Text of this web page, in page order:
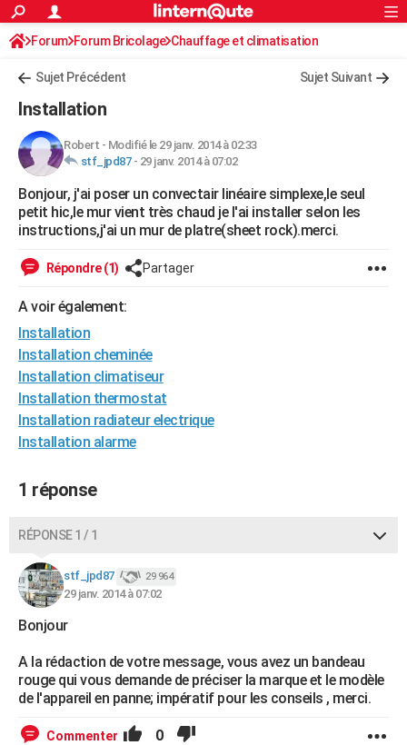
ACTUALITÉS
Politique
Société
Faits Divers
Education
Monde
Villes
+
FINANCE
Retraite
Impôts
Epargne
Immobilier
Risques naturels par ville
Banque
Assurance
Crédit
AUTO
Essais
Réserver un essai
Citadines
Berlines
SUV
Forum auto
+HIGH-TECH
Mobiles
Meilleur smartphone
Internet
Ordinateurs
Jeux vidéo
Guide high-tech
+
Forum
Aménagement intérieur
Extérieur
Cuisine
Salle de bains
Jardinage
Rangement
WEEK-END
Guides de France
Escapades
Patrimoine
Expositions
Musées
Week-end nature
+LIFESTYLE
Art de vivre
Bien-être
Loisirs
Mode
Modes de vie
SANTE
Alimentation
Guide de la santé
Maladies
Médicaments
Sommeil
VOYAGE
Destinations
City break
Voyage nature
Voyage de noces
Forum
Climat
+PHOTO
BONS PLANS
CARTE DE VOEUX
Carte de Noël
Carte Bonne année
Carte Saint-Valentin
Carte Pâques
Carte d'anniversaire
DICTIONNAIRE
Dictionnaire
Biographies
Citations
Expressions
Proverbes
S'inscrire
Se connecter
Lycées
Collèges
Primaires
Universités
Entreprises
Service militaire
Avis de recherche
AVIS DE DÉCÈS
FORUM
Rechercher
S'inscrire
Connexion
Forum Forum Bricolage Chauffage et climatisation
Sujet Précédent Sujet Suivant
Installation
Robert - Modifié le 29 janv. 2014 à 02:33
stf_jpd87- 29 janv. 2014 à 07:02
Bonjour, j'ai poser un convectair linéaire simplexe,le seul
petit hic,le mur vient très chaud je l'ai installer selon les
instructions,j'ai un mur de platre(sheet rock).merci.
Répondre (1) Partager
A voir également:
Installation
Installation cheminée
Installation climatiseur
Installation thermostat
Installation radiateur electrique
Installation alarme
1 réponse
RÉPONSE 1 / 1
stf_jpd87 29 964
29 janv. 2014 à 07:02
Bonjour
A la rédaction de votre message, vous avez un bandeau
rouge qui vous demande de préciser la marque et le modèle
de l'appareil en panne; impératif pour les conseils , merci.
Commenter 0